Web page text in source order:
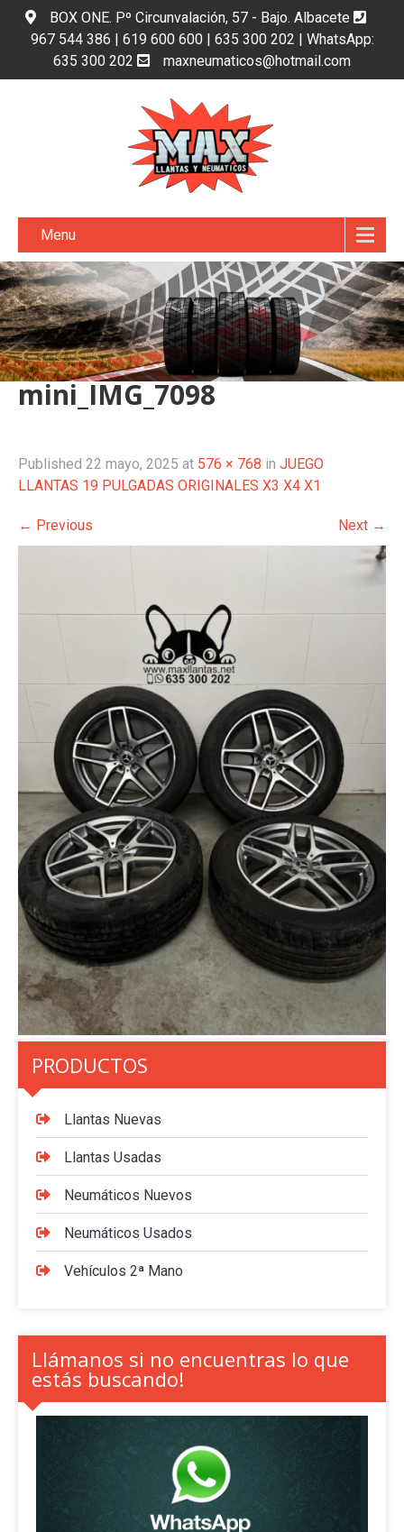
BOX ONE. Pº Circunvalación, 57 - Bajo. Albacete
967 544 386 | 619 600 600 | 635 300 202 | WhatsApp:
635 300 202
maxneumaticos@hotmail.com
Menu
mini_IMG_7098
Published 22 mayo, 2025 at 576 × 768 in JUEGO
LLANTAS 19 PULGADAS ORIGINALES X3 X4 X1
← Previous Next →
PRODUCTOS
Llantas Nuevas
Llantas Usadas
Neumáticos Nuevos
Neumáticos Usados
Vehículos 2ª Mano
Llámanos si no encuentras lo que
estás buscando!